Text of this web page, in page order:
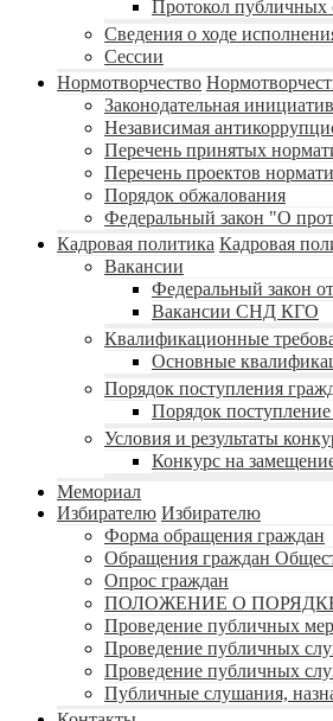
Протокол публичных
Сведения о ходе
Сессии
Нормотворчество
Законодательная
Независимая
Перечень принятых
Перечень проектов
Порядок обжалования
Федеральный закон "О
Кадровая политика Кадровая
Вакансии
Федеральный закон
Вакансии СНД КГО
Квалификационные
Основные
Порядок поступления
Порядок
Условия и результаты
Конкурс на
Мемориал
Избирателю Избирателю
Форма обращения граждан
Обращения граждан
Опрос граждан
ПОЛОЖЕНИЕ О
Проведение публичных
Проведение публичных
Проведение публичных
Публичные слушания,